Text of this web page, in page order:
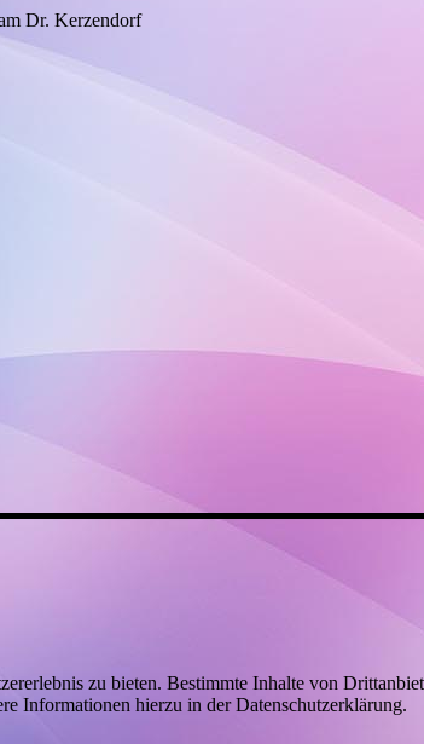
Dr. Kerzendorf
zu bieten. Bestimmte Inhalte von
Informationen hierzu in der Datenschutzerklärung.